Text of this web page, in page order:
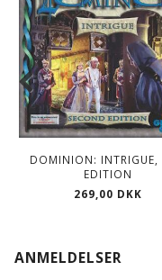
DOMINION: INTRIGUE,
EDITION
269,00 DKK
ANMELDELSER